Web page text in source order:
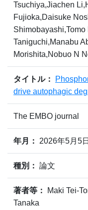
Tsuchiya,Jiachen
Fujioka,Daisuke
Shimobayashi,Tomo
Taniguchi,Manabu
Morishita,Nobuo N
タイトル：
drive autophagic
The EMBO journal
年月： 2026年5月5日
種別： 論文
著者等：
Maki Tei-
Tanaka